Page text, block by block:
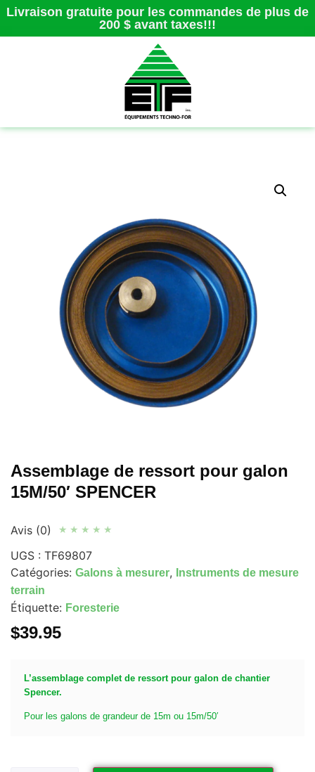
Livraison gratuite pour les commandes de plus de
200 $ avant taxes!!!
Assemblage de ressort pour galon
15M/50′ SPENCER
Avis (0) ★ ★ ★ ★ ★
UGS : TF69807
Catégories: Galons à mesurer,
Instruments de mesure
terrain
Étiquette: Foresterie
$39.95
L’assemblage complet de ressort pour galon de chantier
Spencer.
Pour les galons de grandeur de 15m ou 15m/50′